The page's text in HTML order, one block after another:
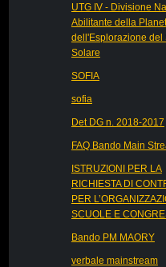
UTG IV - Divisione
Abilitante della
dell'Esplorazione del
Solare
SOFIA
sofia
Det DG n. 2018-2017
FAQ Bando Main
ISTRUZIONI PER LA
RICHIESTA DI
PER
SCUOLE E
Bando PM MAORY
verbale mainstream